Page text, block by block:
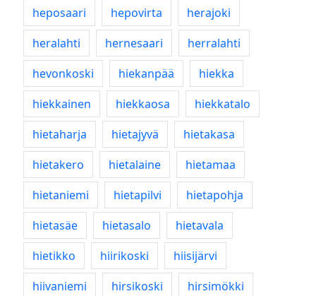
heposaari hepovirta
herajoki
heralahti
hernesaari
herralahti
hevonkoski
hiekanpää
hiekka
hiekkainen
hiekkaosa
hiekkatalo
hietaharja
hietajyvä
hietakasa
hietakero
hietalaine
hietamaa
hietaniemi
hietapilvi
hietapohja
hietasäe
hietasalo
hietavala
hietikko
hiirikoski
hiisijärvi
hiivaniemi
hirsikoski
hirsimökki